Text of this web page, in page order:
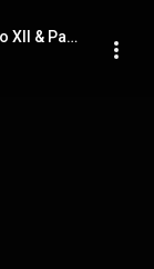
Recomendação XI.2 & Recomendação XII & Palavra Final - Um Chamado à Oração